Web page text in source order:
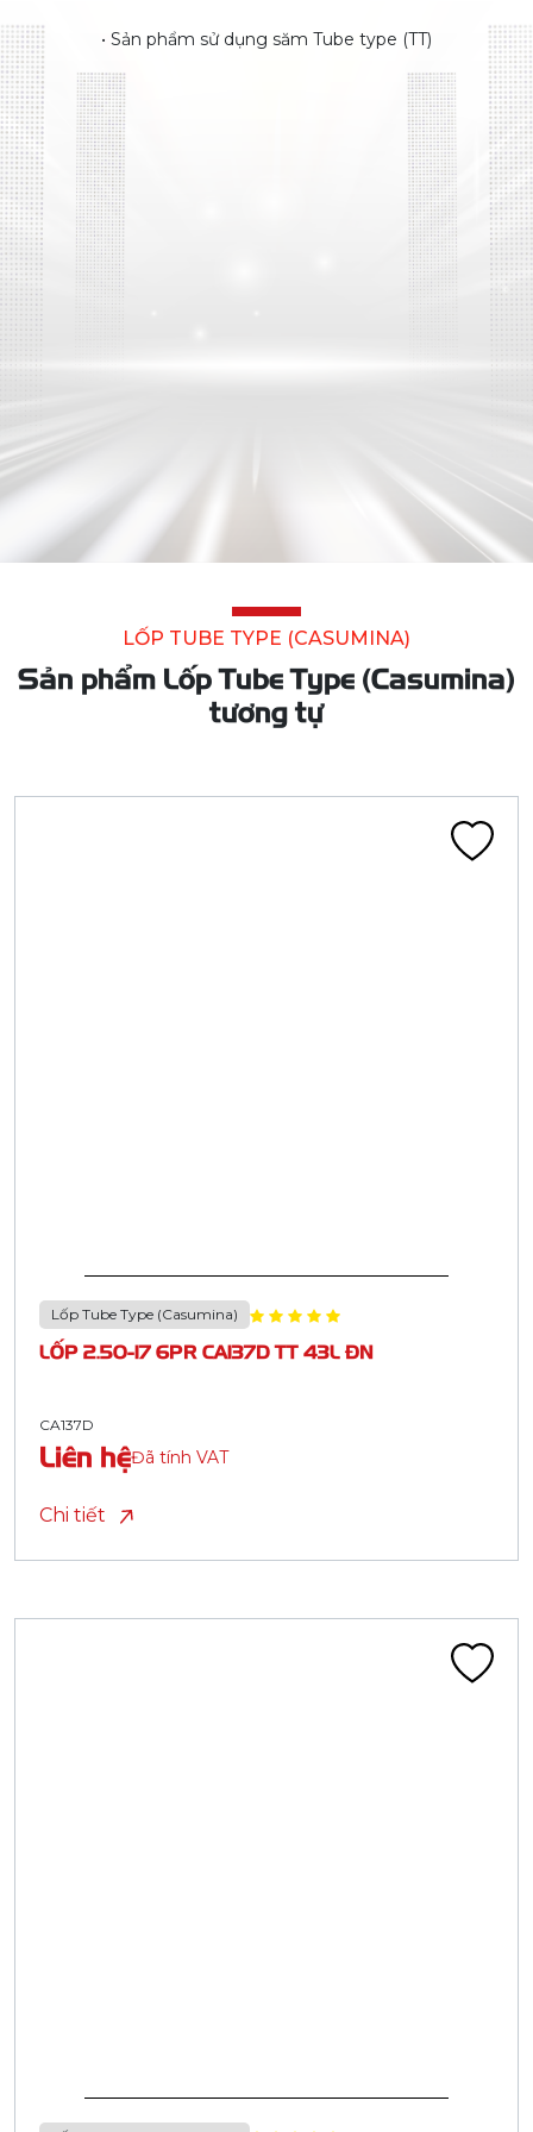
• Sản phẩm sử dụng săm Tube type (TT)
LỐP TUBE TYPE (CASUMINA)
Sản phẩm Lốp Tube Type (Casumina)
tương tự
Lốp Tube Type (Casumina)
LỐP 2.50-17 6PR CA137D TT 43L ĐN
CA137D
Liên hệĐã tính VAT
Chi tiết